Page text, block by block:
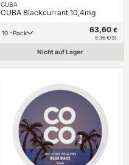
CUBA
CUBA Blackcurrant 10,4mg
10 -Pack 63,60 €
6,36 €/St.
Nicht auf Lager